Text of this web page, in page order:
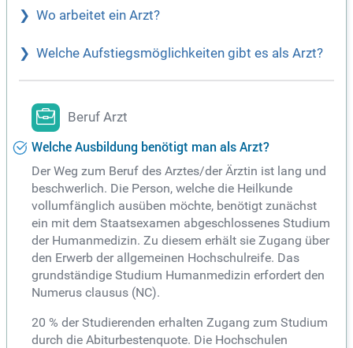
Wo arbeitet ein Arzt?
Welche Aufstiegsmöglichkeiten gibt es als Arzt?
Beruf Arzt
Welche Ausbildung benötigt man als Arzt?
Der Weg zum Beruf des Arztes/der Ärztin ist lang und
beschwerlich. Die Person, welche die Heilkunde
vollumfänglich ausüben möchte, benötigt zunächst
ein mit dem Staatsexamen abgeschlossenes Studium
der Humanmedizin. Zu diesem erhält sie Zugang über
den Erwerb der allgemeinen Hochschulreife. Das
grundständige Studium Humanmedizin erfordert den
Numerus clausus (NC).
20 % der Studierenden erhalten Zugang zum Studium
durch die Abiturbestenquote. Die Hochschulen